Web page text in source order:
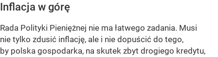
Inflacja w górę
Rada Polityki Pieniężnej nie ma łatwego zadania. Musi
nie tylko zdusić inflację, ale i nie dopuścić do tego,
by polska gospodarka, na skutek zbyt drogiego kredytu,